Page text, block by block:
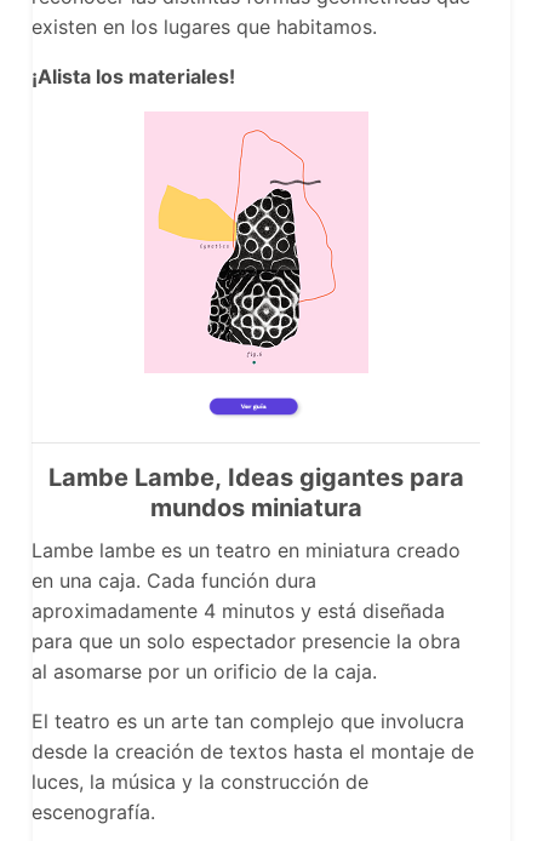
existen en los lugares que habitamos.
¡Alista los materiales!
Lambe Lambe, Ideas gigantes para
mundos miniatura
Lambe lambe es un teatro en miniatura creado
en una caja. Cada función dura
aproximadamente 4 minutos y está diseñada
para que un solo espectador presencie la obra
al asomarse por un orificio de la caja.
El teatro es un arte tan complejo que involucra
desde la creación de textos hasta el montaje de
luces, la música y la construcción de
escenografía.